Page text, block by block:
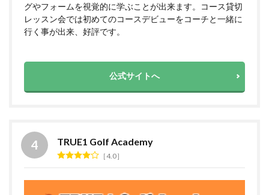
グやフォームを視覚的に学ぶことが出来ます。コース貸切
レッスン会では初めてのコースデビューをコーチと一緒に
行く事が出来、好評です。
公式サイトへ
TRUE1 Golf Academy
4.0